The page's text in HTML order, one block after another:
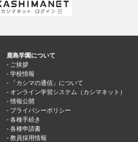
鹿島学園について
ご挨拶
学校情報
「カシマの通信」について
オンライン学習システム（カシマネット）
情報公開
プライバシーポリシー
各種手続き
各種申請書
教員採用情報